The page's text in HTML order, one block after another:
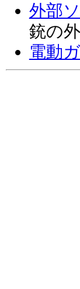
外部
銃の
電動